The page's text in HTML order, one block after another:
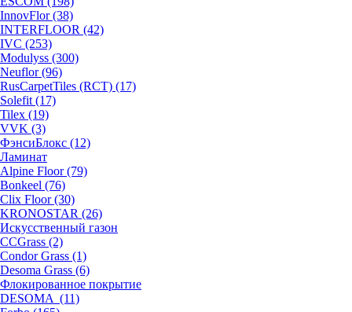
InnovFlor (38)
INTERFLOOR (42)
IVC (253)
Modulyss (300)
Neuflor (96)
RusCarpetTiles (RCT) (17)
Solefit (17)
Tilex (19)
VVK (3)
ФэнсиБлокс (12)
Ламинат
Alpine Floor (79)
Bonkeel (76)
Clix Floor (30)
KRONOSTAR (26)
Искусственный газон
CCGrass (2)
Condor Grass (1)
Desoma Grass (6)
Флокированное покрытие
DESOMA (11)